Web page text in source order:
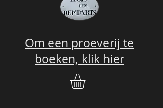
Om een proeverij te
boeken, klik hier